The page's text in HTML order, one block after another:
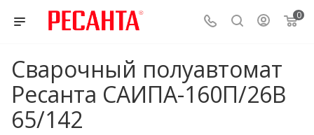
0
Сварочный полуавтомат
Ресанта САИПА-160П/26В
65/142